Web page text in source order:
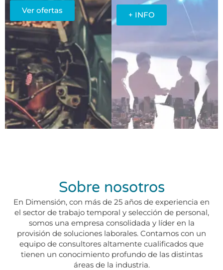
Ver ofertas
+ INFO
Sobre nosotros
En Dimensión, con más de 25 años de experiencia en
el sector de trabajo temporal y selección de personal,
somos una empresa consolidada y líder en la
provisión de soluciones laborales. Contamos con un
equipo de consultores altamente cualificados que
tienen un conocimiento profundo de las distintas
áreas de la industria.